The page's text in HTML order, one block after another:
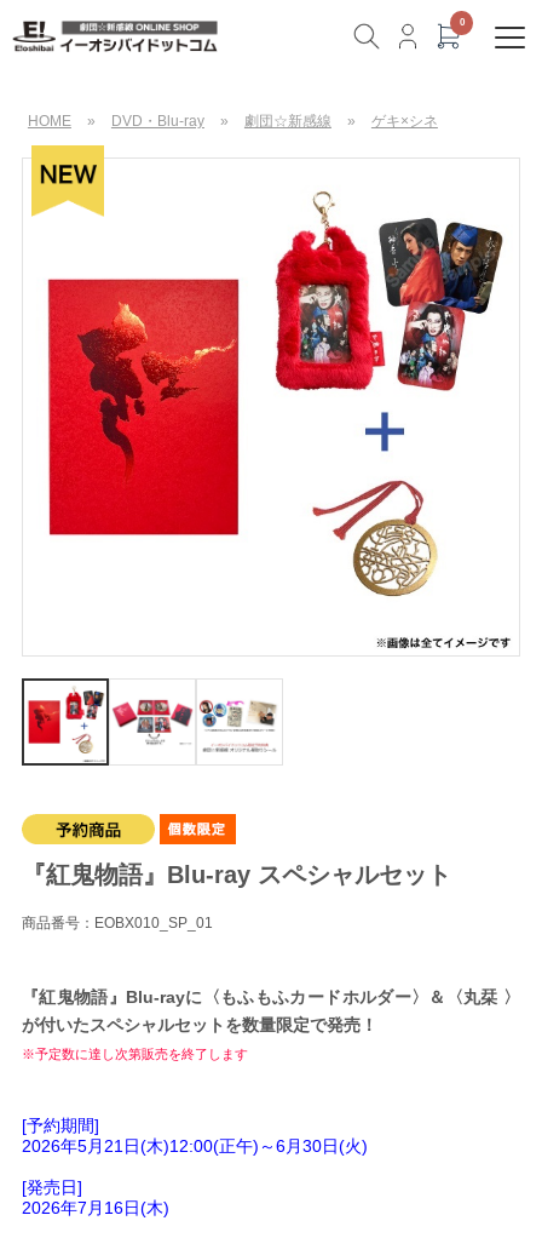
HOME » DVD・Blu-ray » 劇団☆新感線 » ゲキ×シネ
『紅鬼物語』Blu-ray スペシャルセット
商品番号：EOBX010_SP_01
『紅鬼物語』Blu-rayに〈もふもふカードホルダー〉＆〈丸栞 〉
が付いたスペシャルセットを数量限定で発売！
※予定数に達し次第販売を終了します
[予約期間]
2026年5月21日(木)12:00(正午)～6月30日(火)
[発売日]
2026年7月16日(木)